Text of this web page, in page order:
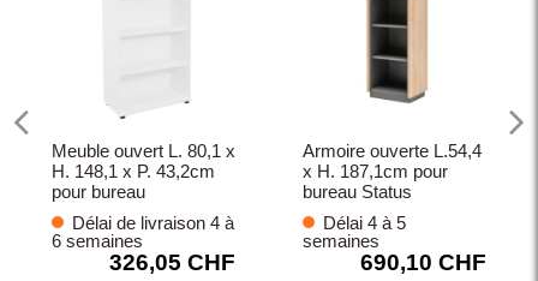
Meuble ouvert L. 80,1 x
H. 148,1 x P. 43,2cm
pour bureau
Délai de livraison 4 à
6 semaines
326,05 CHF
Armoire ouverte L.54,4
x H. 187,1cm pour
bureau Status
Délai 4 à 5
semaines
690,10 CHF